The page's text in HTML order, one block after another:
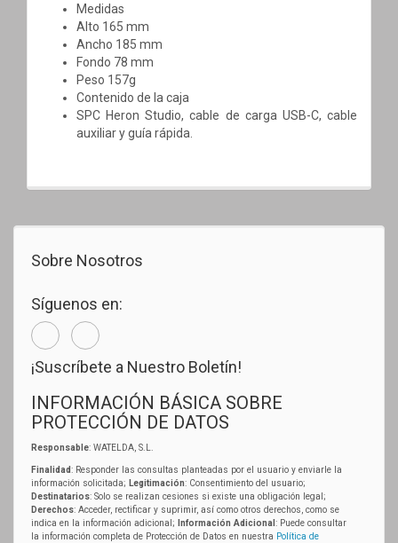
Medidas
Alto 165 mm
Ancho 185 mm
Fondo 78 mm
Peso 157g
Contenido de la caja
SPC Heron Studio, cable de carga USB-C, cable
auxiliar y guía rápida.
Sobre Nosotros
Síguenos en:
¡Suscríbete a Nuestro Boletín!
INFORMACIÓN BÁSICA SOBRE
PROTECCIÓN DE DATOS
Responsable: WATELDA, S.L.
Finalidad: Responder las consultas planteadas por el usuario y enviarle la
información solicitada; Legitimación: Consentimiento del usuario;
Destinatarios: Solo se realizan cesiones si existe una obligación legal;
Derechos: Acceder, rectificar y suprimir, así como otros derechos, como se
indica en la información adicional;
Información Adicional : Puede consultar
la información completa de Protección de Datos en nuestra Política de